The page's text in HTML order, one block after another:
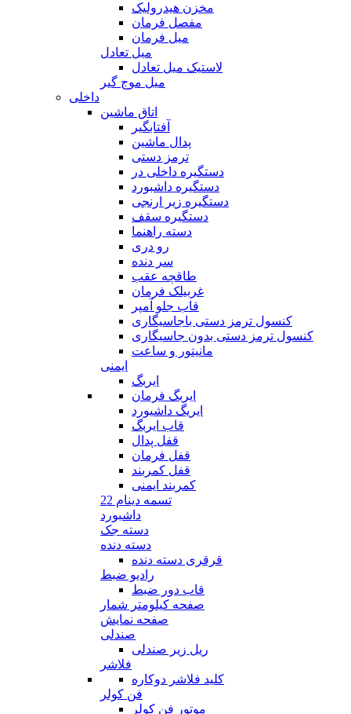
مخزن هیدرولیک
مفصل فرمان
میل فرمان
میل تعادل
لاستیک میل تعادل
میل موج گیر
داخلی
اتاق ماشین
آفتابگیر
پدال ماشین
ترمز دستی
دستگیره داخلی در
دستگیره داشبورد
دستگیره زیر ارنجی
دستگیره سقف
دسته راهنما
رو دری
سر دنده
طاقچه عقب
غربیلک فرمان
قاب جلو آمپر
کنسول ترمز دستی باجاسیگاری
کنسول ترمز دستی بدون جاسیگاری
مانیتور و ساعت
ایمنی
ایربگ
ایربگ فرمان
ایریگ داشیورد
قاب ایربگ
قفل پدال
قفل فرمان
قفل کمربند
کمربند ایمنی
تسمه دینام 22
داشبورد
دسته جک
دسته دنده
قرقری دسته دنده
رادیو ضبط
قاب دور ضبط
صفحه کیلومتر شمار
صفحه نمایش
صندلی
ریل زیر صندلی
فلاشر
کلید فلاشر دوکاره
فن کولر
موتور فن کولر